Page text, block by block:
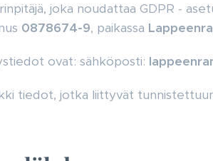
joka noudattaa GDPR -
0878674-9, paikassa
ovat: sähköposti:
tiedot, jotka liittyvät